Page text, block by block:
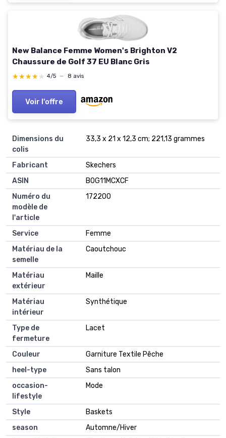
New Balance Femme Women's Brighton V2
Chaussure de Golf 37 EU Blanc Gris
★★★★★
★★★★★ 4/5 — 8 avis
Voir l'offre
Dimensions du
colis
33,3 x 21 x 12,3 cm; 221,13 grammes
Fabricant
Skechers
ASIN
B0G11MCXCF
Numéro du
modèle de
l'article
172200
Service
Femme
Matériau de la
semelle
Caoutchouc
Matériau
extérieur
Maille
Matériau
intérieur
Synthétique
Type de
fermeture
Lacet
Couleur
Garniture Textile Pêche
heel-type
Sans talon
occasion-
lifestyle
Mode
Style
Baskets
season
Automne/Hiver